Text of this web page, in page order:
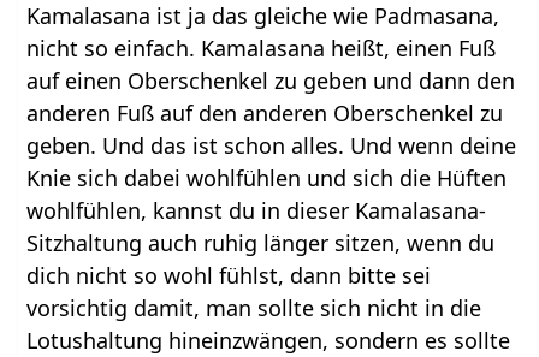
Kamalasana ist ja das gleiche wie Padmasana,
nicht so einfach. Kamalasana heißt, einen Fuß
auf einen Oberschenkel zu geben und dann den
anderen Fuß auf den anderen Oberschenkel zu
geben. Und das ist schon alles. Und wenn deine
Knie sich dabei wohlfühlen und sich die Hüften
wohlfühlen, kannst du in dieser Kamalasana-
Sitzhaltung auch ruhig länger sitzen, wenn du
dich nicht so wohl fühlst, dann bitte sei
vorsichtig damit, man sollte sich nicht in die
Lotushaltung hineinzwängen, sondern es sollte